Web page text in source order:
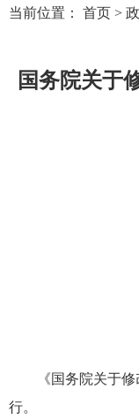
当前位置： 首页 >
国务院关于
《国务院关于
行。